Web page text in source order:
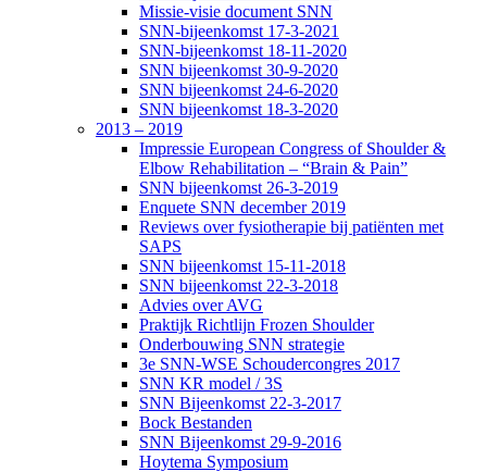
Missie-visie document SNN
SNN-bijeenkomst 17-3-2021
SNN-bijeenkomst 18-11-2020
SNN bijeenkomst 30-9-2020
SNN bijeenkomst 24-6-2020
SNN bijeenkomst 18-3-2020
2013 – 2019
Impressie European Congress of Shoulder &
Elbow Rehabilitation – “Brain & Pain”
SNN bijeenkomst 26-3-2019
Enquete SNN december 2019
Reviews over fysiotherapie bij patiënten met
SAPS
SNN bijeenkomst 15-11-2018
SNN bijeenkomst 22-3-2018
Advies over AVG
Praktijk Richtlijn Frozen Shoulder
Onderbouwing SNN strategie
3e SNN-WSE Schoudercongres 2017
SNN KR model / 3S
SNN Bijeenkomst 22-3-2017
Bock Bestanden
SNN Bijeenkomst 29-9-2016
Hoytema Symposium